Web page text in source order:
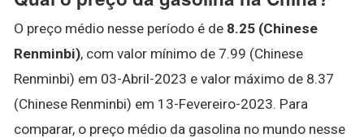
O preço médio nesse período é de 8.25 (Chinese
Renminbi), com valor mínimo de 7.99 (Chinese
Renminbi) em 03-Abril-2023 e valor máximo de 8.37
(Chinese Renminbi) em 13-Fevereiro-2023. Para
comparar, o preço médio da gasolina no mundo nesse